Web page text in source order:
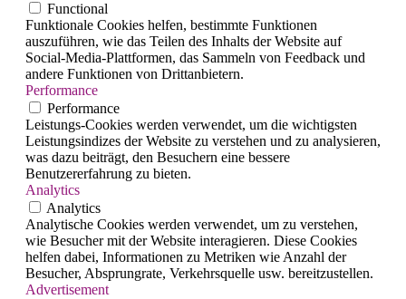
Functional
Funktionale Cookies helfen, bestimmte Funktionen
auszuführen, wie das Teilen des Inhalts der Website auf
Social-Media-Plattformen, das Sammeln von Feedback und
andere Funktionen von Drittanbietern.
Performance
Performance
Leistungs-Cookies werden verwendet, um die wichtigsten
Leistungsindizes der Website zu verstehen und zu analysieren,
was dazu beiträgt, den Besuchern eine bessere
Benutzererfahrung zu bieten.
Analytics
Analytics
Analytische Cookies werden verwendet, um zu verstehen,
wie Besucher mit der Website interagieren. Diese Cookies
helfen dabei, Informationen zu Metriken wie Anzahl der
Besucher, Absprungrate, Verkehrsquelle usw. bereitzustellen.
Advertisement